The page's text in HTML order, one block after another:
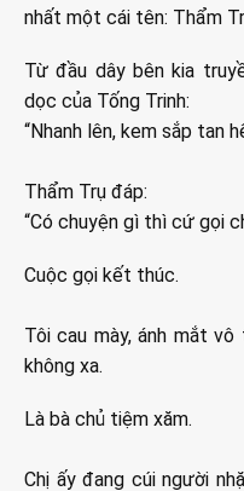
nhất một cái tên: Thẩm
Từ đầu dây bên kia
dọc của Tống Trinh:
“Nhanh lên, kem sắp tan
Thẩm Trụ đáp:
“Có chuyện gì thì cứ gọi
Cuộc gọi kết thúc.
Tôi cau mày, ánh mắt
không xa.
Là bà chủ tiệm xăm.
Chị ấy đang cúi người